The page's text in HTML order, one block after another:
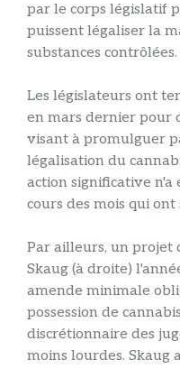
par le corps législatif
puissent légaliser la
substances contrôlées.
Les législateurs ont
en mars dernier pour
visant à promulguer
légalisation du
action significative n'a
cours des mois qui ont
Par ailleurs, un projet
Skaug (à droite)
amende minimale
possession de
discrétionnaire des
moins lourdes. Skaug